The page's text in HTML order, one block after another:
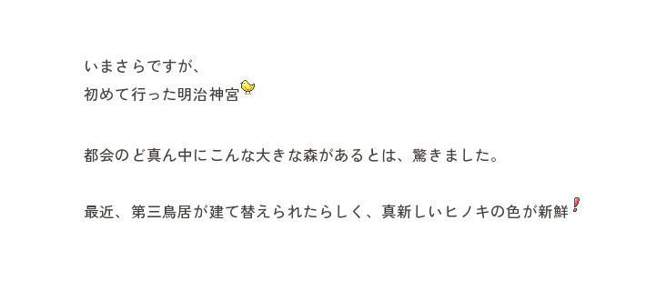
請求書発送・入金確認業務
いまさらですが、
初めて行った明治神宮
都会のど真ん中にこんな大きな森があるとは、驚きました。
最近、第三鳥居が建て替えられたらしく、真新しいヒノキの色が新鮮